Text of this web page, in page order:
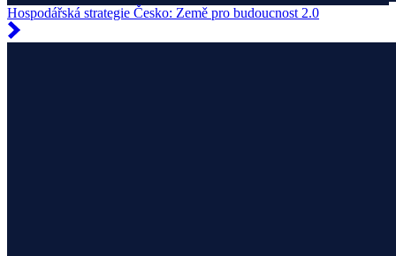
Hospodářská strategie Česko: Země pro budoucnost 2.0